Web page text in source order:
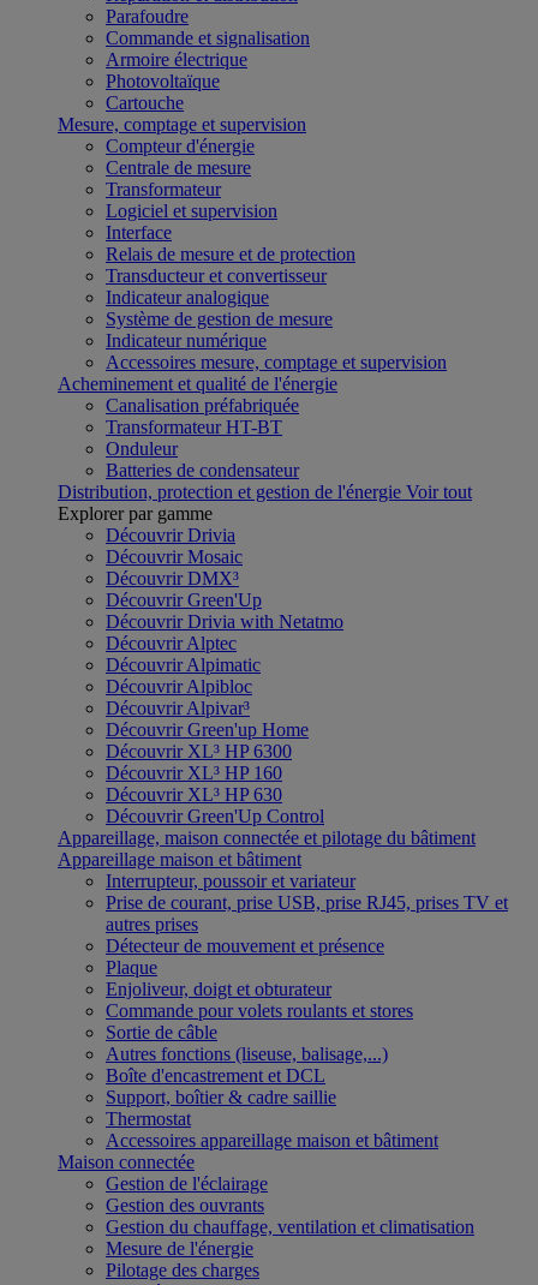
Parafoudre
Commande et signalisation
Armoire électrique
Photovoltaïque
Cartouche
Mesure, comptage et supervision
Compteur d'énergie
Centrale de mesure
Transformateur
Logiciel et supervision
Interface
Relais de mesure et de protection
Transducteur et convertisseur
Indicateur analogique
Système de gestion de mesure
Indicateur numérique
Accessoires mesure, comptage et supervision
Acheminement et qualité de l'énergie
Canalisation préfabriquée
Transformateur HT-BT
Onduleur
Batteries de condensateur
Distribution, protection et gestion de l'énergie Voir tout
Explorer par gamme
Découvrir Drivia
Découvrir Mosaic
Découvrir DMX³
Découvrir Green'Up
Découvrir Drivia with Netatmo
Découvrir Alptec
Découvrir Alpimatic
Découvrir Alpibloc
Découvrir Alpivar³
Découvrir Green'up Home
Découvrir XL³ HP 6300
Découvrir XL³ HP 160
Découvrir XL³ HP 630
Découvrir Green'Up Control
Appareillage, maison connectée et pilotage du bâtiment
Appareillage maison et bâtiment
Interrupteur, poussoir et variateur
Prise de courant, prise USB, prise RJ45, prises TV et
autres prises
Détecteur de mouvement et présence
Plaque
Enjoliveur, doigt et obturateur
Commande pour volets roulants et stores
Sortie de câble
Autres fonctions (liseuse, balisage,...)
Boîte d'encastrement et DCL
Support, boîtier & cadre saillie
Thermostat
Accessoires appareillage maison et bâtiment
Maison connectée
Gestion de l'éclairage
Gestion des ouvrants
Gestion du chauffage, ventilation et climatisation
Mesure de l'énergie
Pilotage des charges